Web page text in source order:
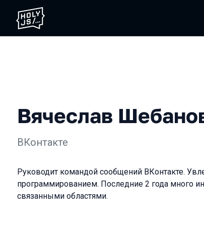
Вячеслав
ВКонтакте
Руководит командой сообщений ВКонтакте.
программированием. Последние 2 года много
связанными областями.